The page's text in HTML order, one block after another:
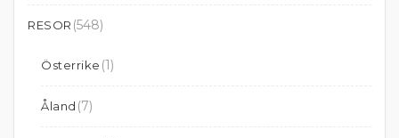
RESOR (548)
Österrike (1)
Åland (7)